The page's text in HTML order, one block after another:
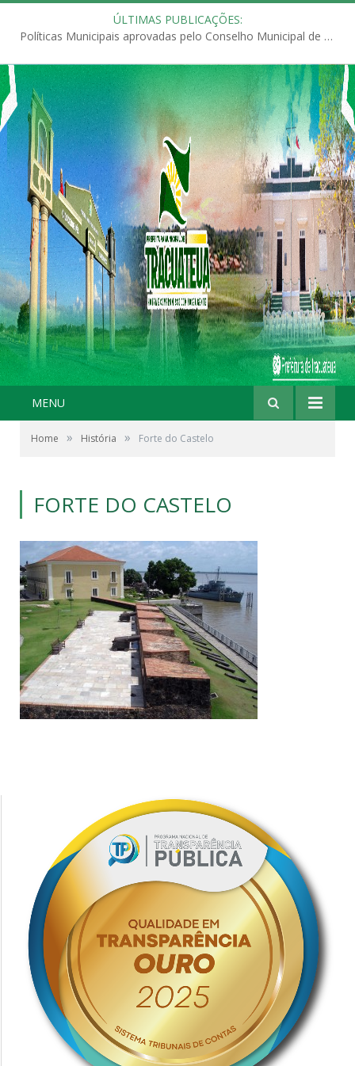
ÚLTIMAS PUBLICAÇÕES:
Políticas Municipais aprovadas pelo Conselho Municipal de Educação (CME)
MENU
Home » História » Forte do Castelo
FORTE DO CASTELO